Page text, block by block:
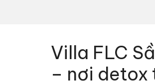
Villa FLC
– nơi detox